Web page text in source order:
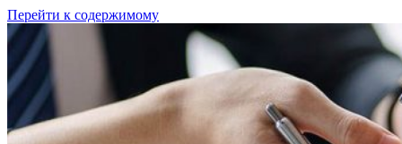
Перейти к содержимому